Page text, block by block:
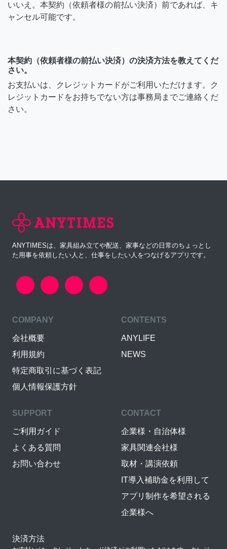
いいえ。本契約（依頼者様の前払い決済）前であれば、キ
ャンセル可能です。
本契約（依頼者様の前払い決済）の決済方法を教えてくだ
さい。
お支払いは、クレジットカードがご利用いただけます。ク
レジットカードをお持ちでない方は事務局までご連絡くだ
さい。
ANYTIMESは、家具組み立てや配送、家事などの日常のちょっとし
た用事を依頼したい人と、仕事をしたい人をつなげるアプリです。
COMPANY
会社概要
利用規約
特定商取引に基づく表記
個人情報保護方針
CONTENTS
ANYLIFE
NEWS
SUPPORT
ご利用ガイド
よくある質問
お問い合わせ
CONTACT
企業様・自治体様
家具関連会社様
取材・講演依頼
IT導入補助金を利用して
アプリ制作を希望される
企業様へ
決済方法